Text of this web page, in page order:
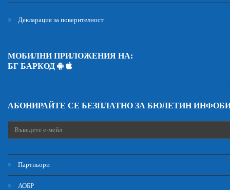
Декларация за поверителност
МОБИЛНИ ПРИЛОЖЕНИЯ НА:
БГ БАРКОД
АБОНИРАЙТЕ СЕ БЕЗПЛАТНО ЗА БЮЛЕТИН
Партньори
АОБР